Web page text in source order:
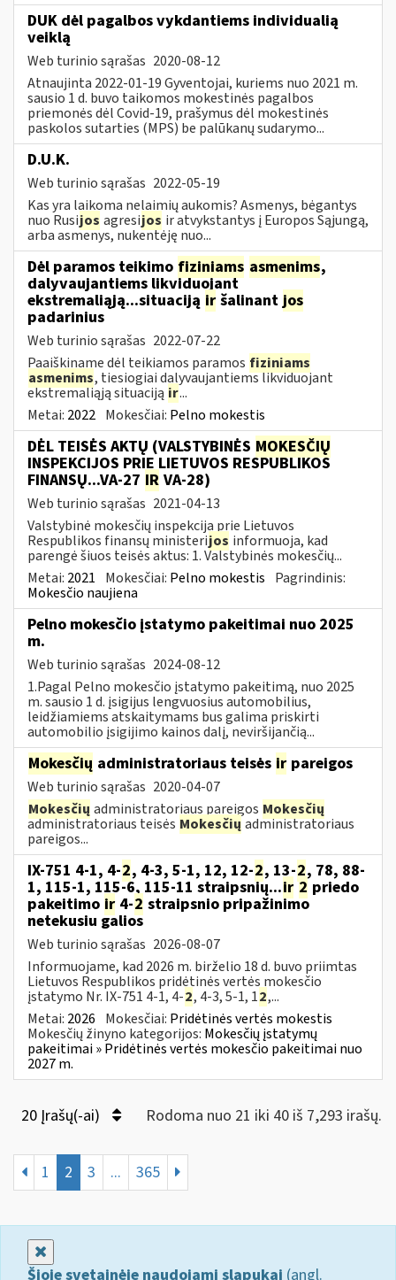
DUK dėl pagalbos vykdantiems individualią
veiklą
Web turinio sąrašas 2020-08-12
Atnaujinta 2022-01-19 Gyventojai, kuriems nuo 2021 m.
sausio 1 d. buvo taikomos mokestinės pagalbos
priemonės dėl Covid-19, prašymus dėl mokestinės
paskolos sutarties (MPS) be palūkanų sudarymo...
D.U.K.
Web turinio sąrašas 2022-05-19
Kas yra laikoma nelaimių aukomis? Asmenys, bėgantys
nuo Rusijos agresijos ir atvykstantys į Europos Sąjungą,
arba asmenys, nukentėję nuo...
Dėl paramos teikimo fiziniams asmenims,
dalyvaujantiems likviduojant
ekstremaliąją...situaciją ir šalinant jos
padarinius
Web turinio sąrašas 2022-07-22
Paaiškiname dėl teikiamos paramos fiziniams
asmenims, tiesiogiai dalyvaujantiems likviduojant
ekstremaliąją situaciją ir...
Metai: 2022 Mokesčiai: Pelno mokestis
DĖL TEISĖS AKTŲ (VALSTYBINĖS MOKESČIŲ
INSPEKCIJOS PRIE LIETUVOS RESPUBLIKOS
FINANSŲ...VA-27 IR VA-28)
Web turinio sąrašas 2021-04-13
Valstybinė mokesčių inspekcija prie Lietuvos
Respublikos finansų ministerijos informuoja, kad
parengė šiuos teisės aktus: 1. Valstybinės mokesčių...
Metai: 2021 Mokesčiai: Pelno mokestis Pagrindinis:
Mokesčio naujiena
Pelno mokesčio įstatymo pakeitimai nuo 2025
m.
Web turinio sąrašas 2024-08-12
1.Pagal Pelno mokesčio įstatymo pakeitimą, nuo 2025
m. sausio 1 d. įsigijus lengvuosius automobilius,
leidžiamiems atskaitymams bus galima priskirti
automobilio įsigijimo kainos dalį, neviršijančią...
Mokesčių administratoriaus teisės ir pareigos
Web turinio sąrašas 2020-04-07
Mokesčių administratoriaus pareigos Mokesčių
administratoriaus teisės Mokesčių administratoriaus
pareigos...
IX-751 4-1, 4-2, 4-3, 5-1, 12, 12-2, 13-2, 78, 88-
1, 115-1, 115-6, 115-11 straipsnių...ir 2 priedo
pakeitimo ir 4-2 straipsnio pripažinimo
netekusiu galios
Web turinio sąrašas 2026-08-07
Informuojame, kad 2026 m. birželio 18 d. buvo priimtas
Lietuvos Respublikos pridėtinės vertės mokesčio
įstatymo Nr. IX-751 4-1, 4-2, 4-3, 5-1, 12,...
Metai: 2026 Mokesčiai: Pridėtinės vertės mokestis
Mokesčių žinyno kategorijos: Mokesčių įstatymų
pakeitimai » Pridėtinės vertės mokesčio pakeitimai nuo
2027 m.
20 Įrašų(-ai) Rodoma nuo 21 iki 40 iš 7,293 irašų.
1 2 3 ... 365
Šioje svetainėje naudojami slapukai (angl.